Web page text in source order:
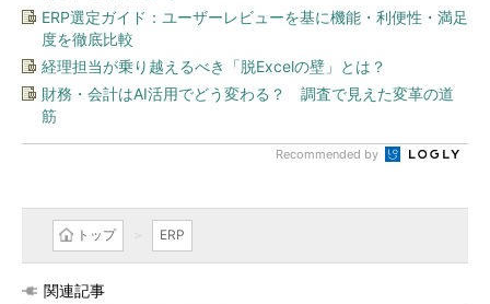
ERP選定ガイド：ユーザーレビューを基に機能・利便性・満足
度を徹底比較
経理担当が乗り越えるべき「脱Excelの壁」とは？
財務・会計はAI活用でどう変わる？ 調査で見えた変革の道
筋
Recommended by
トップ ERP
関連記事